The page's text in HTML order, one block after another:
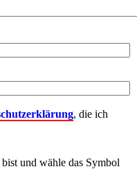
, die ich
und wähle das Symbol